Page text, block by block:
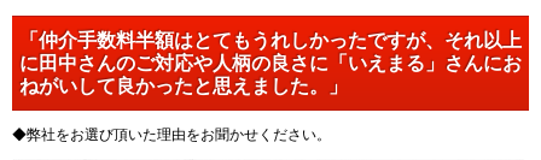
「仲介手数料半額はとてもうれしかったですが、それ以上
に田中さんのご対応や人柄の良さに「いえまる」さんにお
ねがいして良かったと思えました。」
◆弊社をお選び頂いた理由をお聞かせください。